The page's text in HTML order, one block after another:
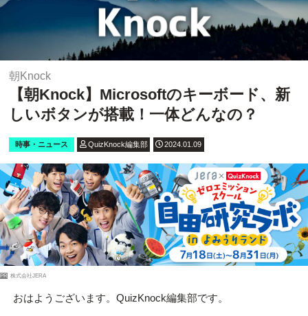
朝Knock
【朝Knock】Microsoftのキーボード、新
しいボタンが搭載！一体どんなの？
時事・ニュース QuizKnock編集部 2024.01.09
PR 株式会社JERA
おはようございます。QuizKnock編集部です。